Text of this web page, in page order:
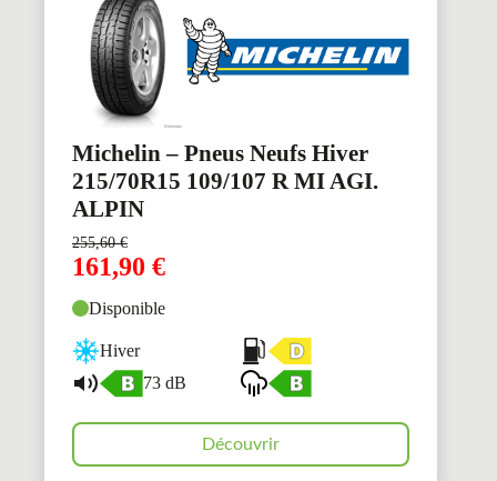
Michelin – Pneus Neufs Hiver
215/70R15 109/107 R MI AGI.
ALPIN
255,60€
161,90 €
Disponible
Hiver
73 dB
Découvrir